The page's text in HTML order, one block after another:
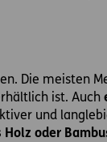
Die meisten
ist. Auch
und
Holz oder